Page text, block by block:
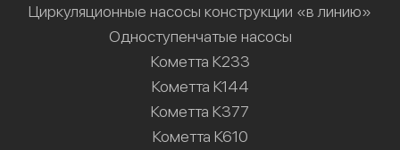
Циркуляционные насосы конструкции «в линию»
Одноступенчатые насосы
Кометта К233
Кометта К144
Кометта К377
Кометта К610